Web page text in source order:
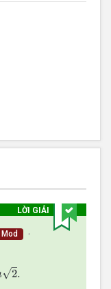
LỜI GIẢI
●
√2.